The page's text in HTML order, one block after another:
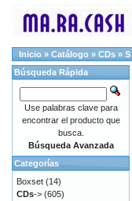
Inicio » Catálogo » CDs » S
Búsqueda Rápida
Use palabras clave para
encontrar el producto que
busca.
Búsqueda Avanzada
Categorías
Boxset (14)
CDs-> (605)